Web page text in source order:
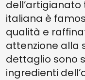
dell’artigianato
italiana è
qualità e
attenzione alla
dettaglio sono
ingredienti